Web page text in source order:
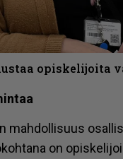
opiskelijoita
mah­dol­li­suus
on